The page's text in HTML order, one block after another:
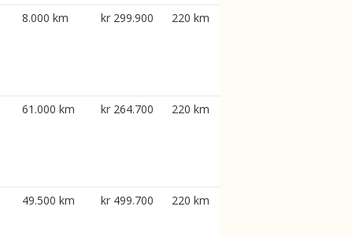
8.000 km kr 299.900 220 km
61.000 km kr 264.700 220 km
49.500 km kr 499.700 220 km